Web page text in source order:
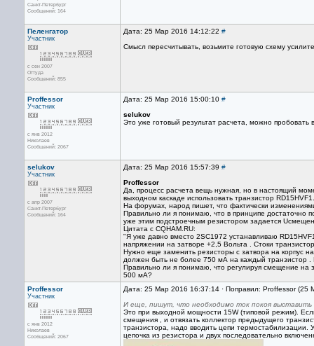
Санкт-Петербург
Сообщений: 164
Пеленгатор
Участник
с сен 2007
Оттуда
Сообщений: 855
Дата: 25 Мар 2016 14:12:22 #
Смысл пересчитывать, возьмите готовую схему
Proffessor
Участник
с янв 2012
Николаев
Сообщений: 2067
Дата: 25 Мар 2016 15:00:10 #
selukov
Это уже готовый результат расчета, можно
selukov
Участник
с апр 2007
Санкт-Петербург
Сообщений: 164
Дата: 25 Мар 2016 15:57:39 #
Proffessor
Да, процесс расчета вещь нужная, но в настоящий
выходном каскаде использовать транзистор RD15HVF1.
На форумах, народ пишет, что фактически
Правильно ли я понимаю, что в принципе достаточно
уже этим подстроечным резистором задается
Цитата с CQHAM.RU:
"Я уже давно вместо 2SC1972 устанавливаю
напряжении на затворе +2,5 Вольта . Стоки
Нужно еще заменить резисторы с затвора на корпус
должен быть не более 750 мА на каждый транзистор
Правильно ли я понимаю, что регулируя смещение на
500 мА?
Proffessor
Участник
с янв 2012
Николаев
Сообщений: 2067
Дата: 25 Мар 2016 16:37:14 · Поправил: Proffessor
И еще, пишут, что необходимо ток покоя выставить
Это при выходной мощности 15W (типовой режим).
смещения , и отвязать коллектор предыдущего
транзистора, надо вводить цепи термостабилизации.
цепочка из резистора и двух последовательно